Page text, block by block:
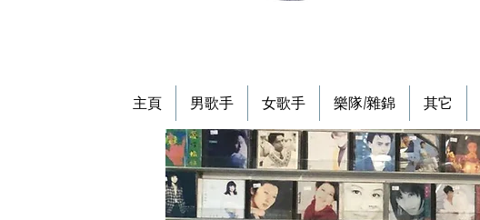
主頁 男歌手 女歌手 樂隊/雜錦 其它